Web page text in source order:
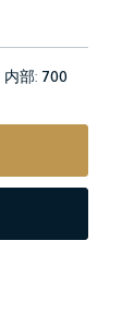
内部: 700